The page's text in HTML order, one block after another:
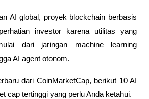
AI global, proyek blockchain berbasis
investor karena utilitas yang
dari jaringan machine learning
AI agent otonom.
dari CoinMarketCap, berikut 10 AI
cap tertinggi yang perlu Anda ketahui.